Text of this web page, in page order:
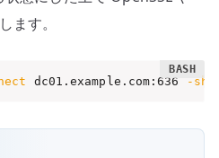
ます。
dc01.example.com:636 -